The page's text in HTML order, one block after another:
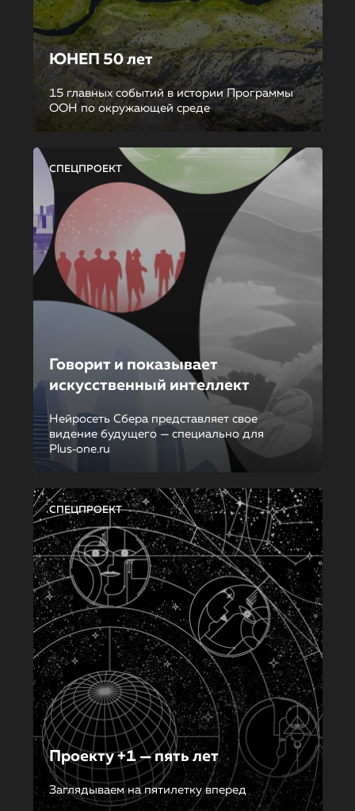
ЮНЕП 50 лет
15 главных событий в истории Программы
ООН по окружающей среде
СПЕЦПРОЕКТ
Говорит и показывает
искусственный интеллект
Нейросеть Сбера представляет свое
видение будущего — специально для
Plus‑one.ru
СПЕЦПРОЕКТ
Проекту +1 — пять лет
Заглядываем на пятилетку вперед